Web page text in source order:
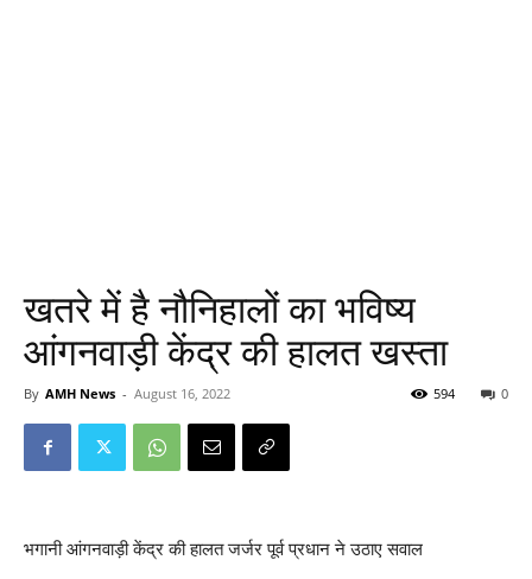
खतरे में है नौनिहालों का भविष्य
आंगनवाड़ी केंद्र की हालत खस्ता
By AMH News - August 16, 2022 0
594
भगानी आंगनवाड़ी केंद्र की हालत जर्जर पूर्व प्रधान ने उठाए सवाल